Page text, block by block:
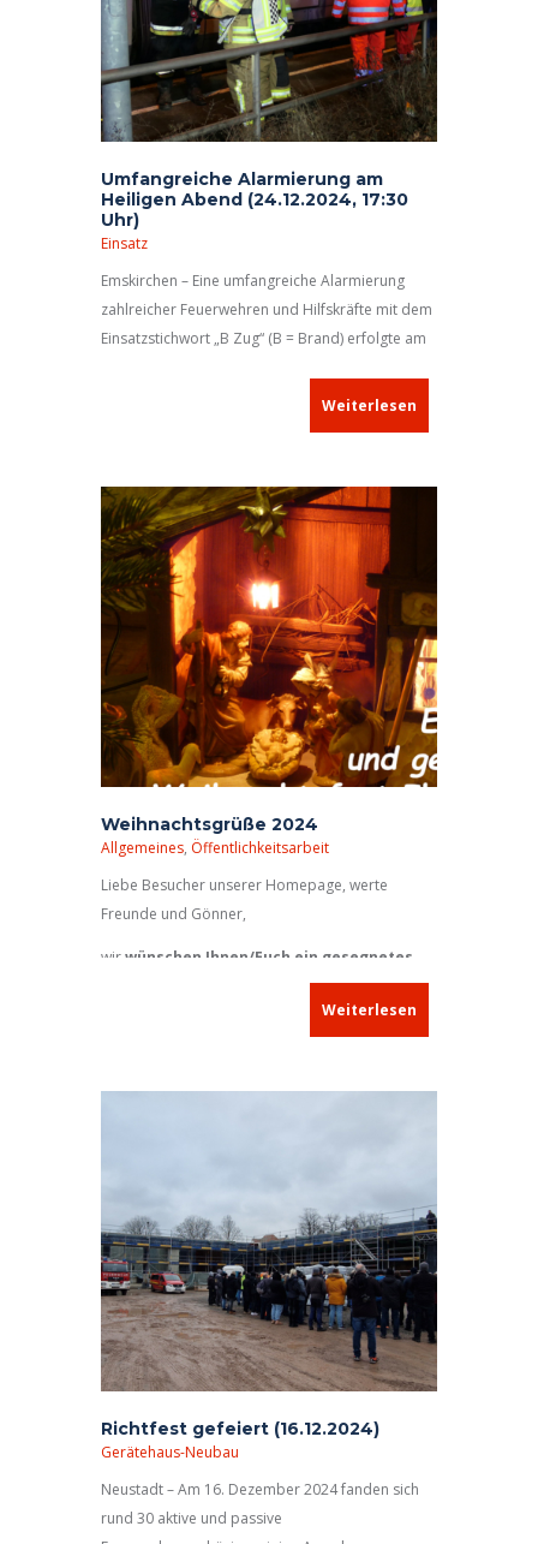
Umfangreiche Alarmierung am
Heiligen Abend (24.12.2024, 17:30
Uhr)
Einsatz
Emskirchen – Eine umfangreiche Alarmierung
zahlreicher Feuerwehren und Hilfskräfte mit dem
Einsatzstichwort „B Zug“ (B = Brand) erfolgte am
Brandalarm in einem Triebkopf eines Intercity-
kam.
Weiterlesen
Weihnachtsgrüße 2024
Allgemeines, Öffentlichkeitsarbeit
Liebe Besucher unserer Homepage, werte
Freunde und Gönner,
wirwünschen Ihnen/Euch ein gesegnetes
Weihnachtsfest und besinnliche Feiertage
Weiterlesen
Richtfest gefeiert (16.12.2024)
Gerätehaus-Neubau
Neustadt – Am 16. Dezember 2024 fanden sich
rund 30 aktive und passive